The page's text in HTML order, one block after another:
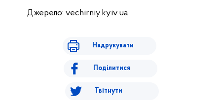
Джерело: vechirniy.kyiv.ua
Надрукувати
Поділитися
Твітнути